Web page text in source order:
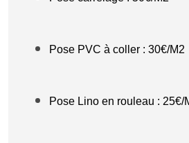
Pose PVC à coller : 30€/M2
Pose Lino en rouleau : 25€/